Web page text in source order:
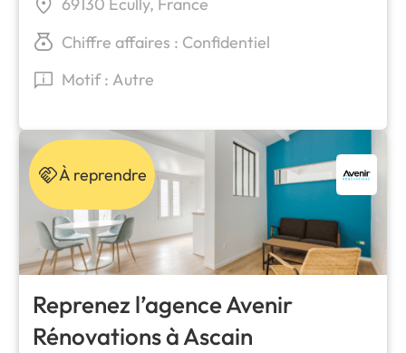
69130 Écully, France
Chiffre affaires : Confidentiel
Motif : Autre
À reprendre
Reprenez l’agence Avenir
Rénovations à Ascain